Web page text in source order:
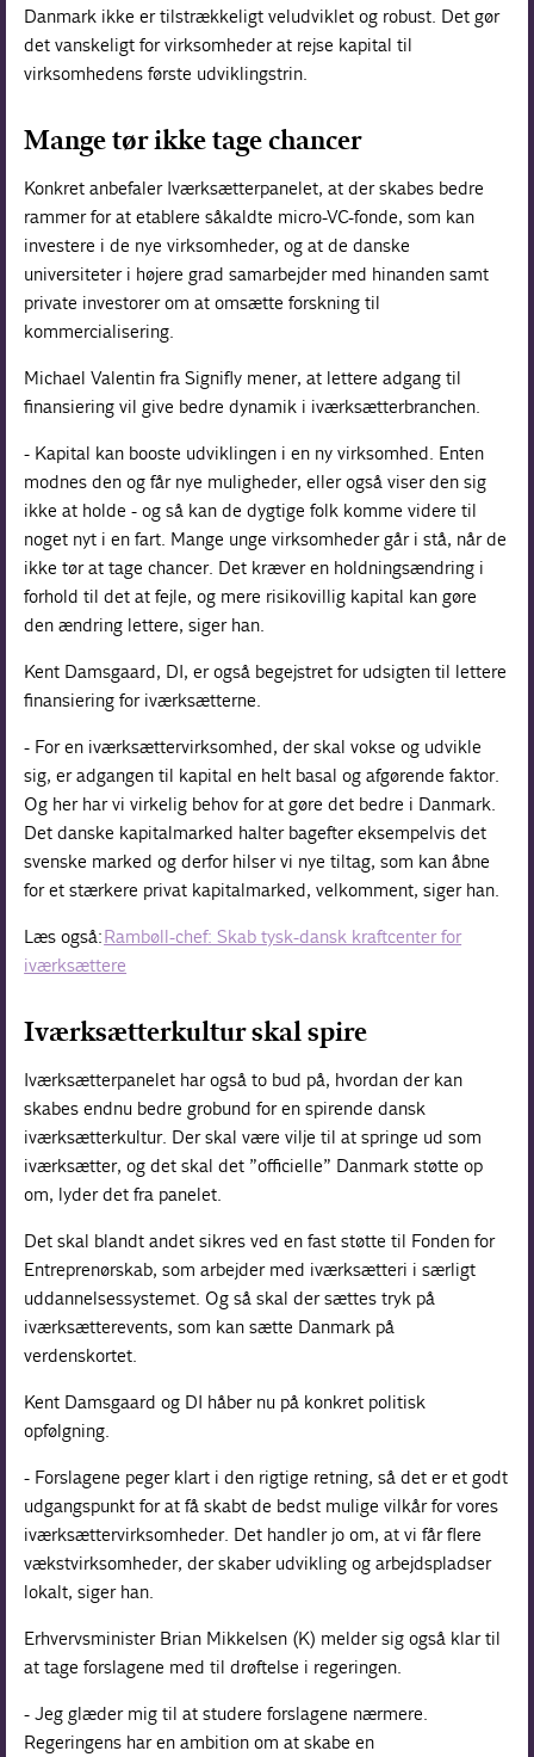
Danmark ikke er tilstrækkeligt veludviklet og robust. Det gør
det vanskeligt for virksomheder at rejse kapital til
virksomhedens første udviklingstrin.
Mange tør ikke tage chancer
Konkret anbefaler Iværksætterpanelet, at der skabes bedre
rammer for at etablere såkaldte micro-VC-fonde, som kan
investere i de nye virksomheder, og at de danske
universiteter i højere grad samarbejder med hinanden samt
private investorer om at omsætte forskning til
kommercialisering.
Michael Valentin fra Signifly mener, at lettere adgang til
finansiering vil give bedre dynamik i iværksætterbranchen.
- Kapital kan booste udviklingen i en ny virksomhed. Enten
modnes den og får nye muligheder, eller også viser den sig
ikke at holde - og så kan de dygtige folk komme videre til
noget nyt i en fart. Mange unge virksomheder går i stå, når de
ikke tør at tage chancer. Det kræver en holdningsændring i
forhold til det at fejle, og mere risikovillig kapital kan gøre
den ændring lettere, siger han.
Kent Damsgaard, DI, er også begejstret for udsigten til lettere
finansiering for iværksætterne.
- For en iværksættervirksomhed, der skal vokse og udvikle
sig, er adgangen til kapital en helt basal og afgørende faktor.
Og her har vi virkelig behov for at gøre det bedre i Danmark.
Det danske kapitalmarked halter bagefter eksempelvis det
svenske marked og derfor hilser vi nye tiltag, som kan åbne
for et stærkere privat kapitalmarked, velkomment, siger han.
Læs også:Rambøll-chef: Skab tysk-dansk kraftcenter for
iværksættere
Iværksætterkultur skal spire
Iværksætterpanelet har også to bud på, hvordan der kan
skabes endnu bedre grobund for en spirende dansk
iværksætterkultur. Der skal være vilje til at springe ud som
iværksætter, og det skal det ”officielle” Danmark støtte op
om, lyder det fra panelet.
Det skal blandt andet sikres ved en fast støtte til Fonden for
Entreprenørskab, som arbejder med iværksætteri i særligt
uddannelsessystemet. Og så skal der sættes tryk på
iværksætterevents, som kan sætte Danmark på
verdenskortet.
Kent Damsgaard og DI håber nu på konkret politisk
opfølgning.
- Forslagene peger klart i den rigtige retning, så det er et godt
udgangspunkt for at få skabt de bedst mulige vilkår for vores
iværksættervirksomheder. Det handler jo om, at vi får flere
vækstvirksomheder, der skaber udvikling og arbejdspladser
lokalt, siger han.
Erhvervsminister Brian Mikkelsen (K) melder sig også klar til
at tage forslagene med til drøftelse i regeringen.
- Jeg glæder mig til at studere forslagene nærmere.
Regeringens har en ambition om at skabe en